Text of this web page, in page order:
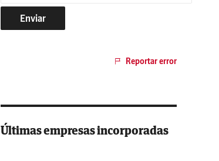
Enviar
Reportar error
Últimas empresas incorporadas